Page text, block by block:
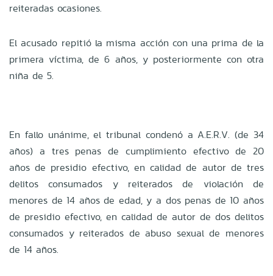
reiteradas ocasiones.
El acusado repitió la misma acción con una prima de la
primera víctima, de 6 años, y posteriormente con otra
niña de 5.
En fallo unánime, el tribunal condenó a A.E.R.V. (de 34
años) a tres penas de cumplimiento efectivo de 20
años de presidio efectivo, en calidad de autor de tres
delitos consumados y reiterados de violación de
menores de 14 años de edad, y a dos penas de 10 años
de presidio efectivo, en calidad de autor de dos delitos
consumados y reiterados de abuso sexual de menores
de 14 años.